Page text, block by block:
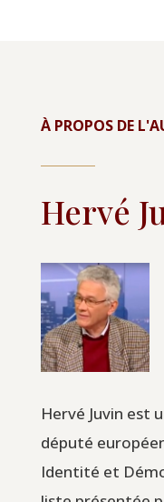
À PROPOS DE
Hervé
Hervé Juvin est
député
Identité et